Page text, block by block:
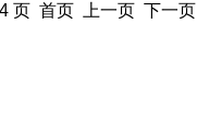
页 首页 上一页 下一页